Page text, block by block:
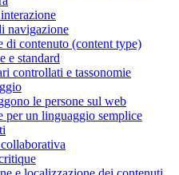
navigazione
di contenuto (content type)
e standard
controllati e tassonomie
le persone sul web
per un linguaggio semplice